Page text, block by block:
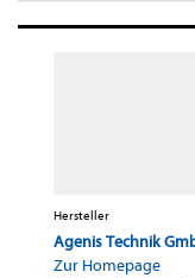
Hersteller
Agenis Technik
Zur Homepage